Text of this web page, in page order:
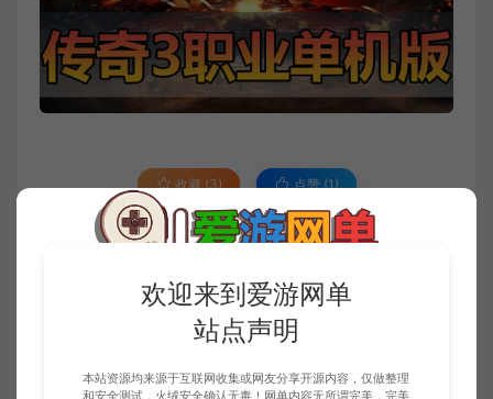
收藏 (3) 点赞 (1)
请仔细阅读本站免责申明，如不遵守，或无法接受，请勿访问或使用本网
本站内容均为虚拟内容，赞助后无法召回，顾不支持退换！避免纠纷耽误时
间！介意勿赞助！
欢迎来到爱游网单
站点声明
本站资源均来源于互联网收集或网友分享开源内容，仅做整理
和安全测试，火绒安全确认无毒！网单内容无所谓完美，完美